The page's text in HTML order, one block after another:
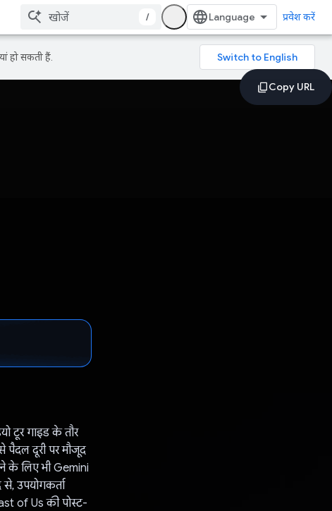
/ प्रवेश करें
हो सकती हैं.
टूर गाइड के तौर
पैदल दूरी पर मौजूद
के लिए भी Gemini
उपयोगकर्ता
of Us की पोस्ट-